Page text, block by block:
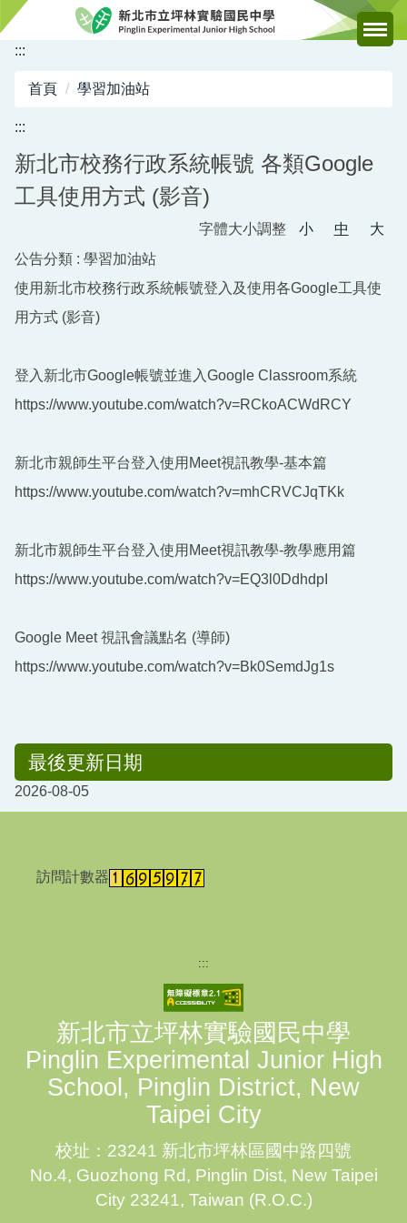
跳
主
容
:::
首頁 學習加油站
:::
新北市校務行政系統帳號 各類Google
工具使用方式 (影音)
字體大小調整 小 中
大
公告分類 : 學習加油站
使用新北市校務行政系統帳號登入及使用各Google工具使
用方式 (影音)
登入新北市Google帳號並進入Google Classroom系統
https://www.youtube.com/watch?v=RCkoACWdRCY
新北市親師生平台登入使用Meet視訊教學-基本篇
https://www.youtube.com/watch?v=mhCRVCJqTKk
新北市親師生平台登入使用Meet視訊教學-教學應用篇
https://www.youtube.com/watch?v=EQ3l0DdhdpI
Google Meet 視訊會議點名 (導師)
https://www.youtube.com/watch?v=Bk0SemdJg1s
最後更新日期
2026-08-05
訪問計數器
:::
新北市立坪林實驗國民中學
Pinglin Experimental Junior High
School, Pinglin District, New
Taipei City
校址：23241 新北市坪林區國中路四號
No.4, Guozhong Rd, Pinglin Dist, New Taipei
City 23241, Taiwan (R.O.C.)